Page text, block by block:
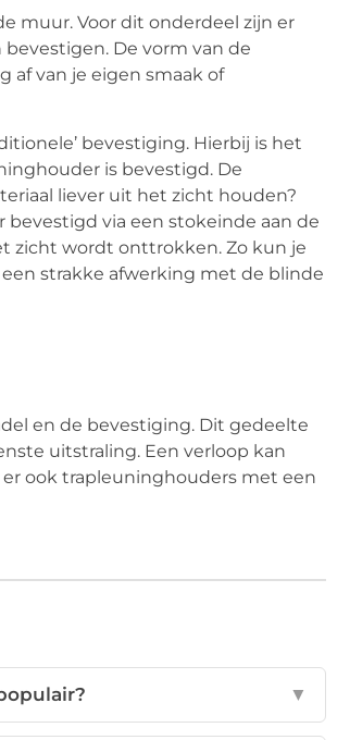
muur. Voor dit onderdeel zijn er
De vorm van de
af van je eigen smaak of
bevestiging. Hierbij is het
is bevestigd. De
liever uit het zicht houden?
bevestigd via een stokeinde aan de
zicht wordt onttrokken. Zo kun je
strakke afwerking met de blinde
en de bevestiging. Dit gedeelte
uitstraling. Een verloop kan
ook trapleuninghouders met een
▼